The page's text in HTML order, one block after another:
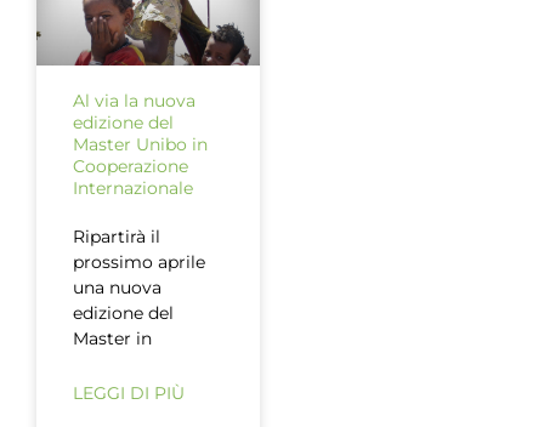
Al via la nuova
edizione del
Master Unibo in
Cooperazione
Internazionale
Ripartirà il
prossimo aprile
una nuova
edizione del
Master in
LEGGI DI PIÙ